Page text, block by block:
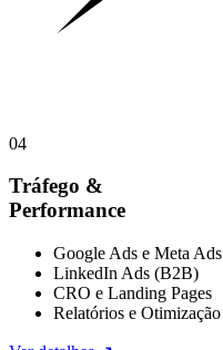
04
Tráfego &
Performance
Google Ads e Meta Ads
LinkedIn Ads (B2B)
CRO e Landing Pages
Relatórios e Otimização